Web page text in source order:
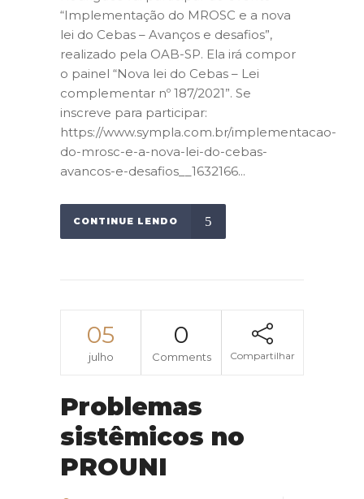
“Implementação do MROSC e a nova
lei do Cebas – Avanços e desafios”,
realizado pela OAB-SP. Ela irá compor
o painel “Nova lei do Cebas – Lei
complementar nº 187/2021”. Se
inscreve para participar:
https://www.sympla.com.br/implementacao-
do-mrosc-e-a-nova-lei-do-cebas-
avancos-e-desafios__1632166...
CONTINUE LENDO
05
julho
0
Comments Compartilhar
Problemas
sistêmicos no
PROUNI